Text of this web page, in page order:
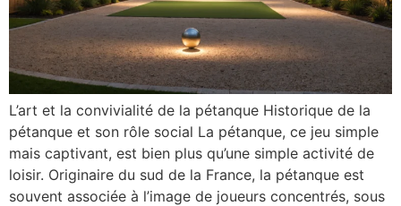
L’art et la convivialité de la pétanque Historique de la
pétanque et son rôle social La pétanque, ce jeu simple
mais captivant, est bien plus qu’une simple activité de
loisir. Originaire du sud de la France, la pétanque est
souvent associée à l’image de joueurs concentrés, sous